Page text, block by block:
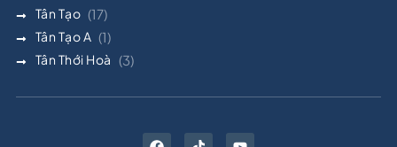
Tân Tạo (17)
Tân Tạo A (1)
Tân Thới Hoà (3)